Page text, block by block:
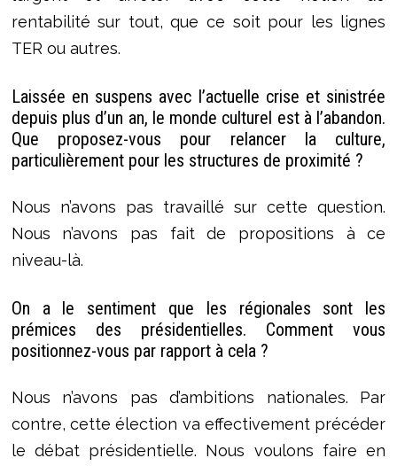
rentabilité sur tout, que ce soit pour les lignes
TER ou autres.
Laissée en suspens avec l’actuelle crise et sinistrée
depuis plus d’un an, le monde culturel est à l’abandon.
Que proposez-vous pour relancer la culture,
particulièrement pour les structures de proximité ?
Nous n’avons pas travaillé sur cette question.
Nous n’avons pas fait de propositions à ce
niveau-là.
On a le sentiment que les régionales sont les
prémices des présidentielles. Comment vous
positionnez-vous par rapport à cela ?
Nous n’avons pas d’ambitions nationales. Par
contre, cette élection va effectivement précéder
le débat présidentielle. Nous voulons faire en